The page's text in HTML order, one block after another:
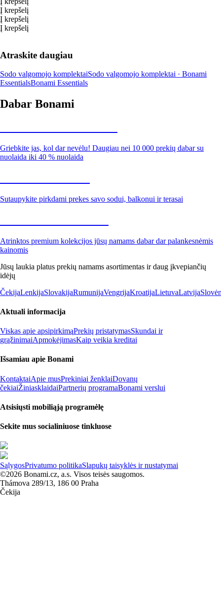
Į krepšelį
Į krepšelį
Į krepšelį
Atraskite daugiau
Sodo valgomojo komplektaiSodo valgomojo komplektai · Bonami
EssentialsBonami Essentials
Dabar Bonami
Griebkite jas, kol dar nevėlu! Daugiau nei 10 000 prekių dabar su
nuolaida iki 40 % nuolaida
Sutaupykite pirkdami prekes savo sodui, balkonui ir terasai
Atrinktos premium kolekcijos jūsų namams dabar dar palankesnėmis
kainomis
Jūsų laukia platus prekių namams asortimentas ir daug įkvepiančių
idėjų
ČekijaLenkijaSlovakijaRumunijaVengrijaKroatijaLietuvaLatvija
Aktuali informacija
Viskas apie apsipirkimąPrekių pristatymasSkundai ir
grąžinimaiApmokėjimasKaip veikia kreditai
Išsamiau apie Bonami
KontaktaiApie musPrekiniai ženklaiDovanų
čekiaiŽiniasklaidaiPartnerių programaBonami verslui
Atsisiųsti mobiliąją programėlę
Sekite mus socialiniuose tinkluose
SąlygosPrivatumo politikaSlapukų taisyklės ir nustatymai
©2026 Bonami.cz, a.s. Visos teisės saugomos.
Thámova 289/13, 186 00 Praha
Čekija